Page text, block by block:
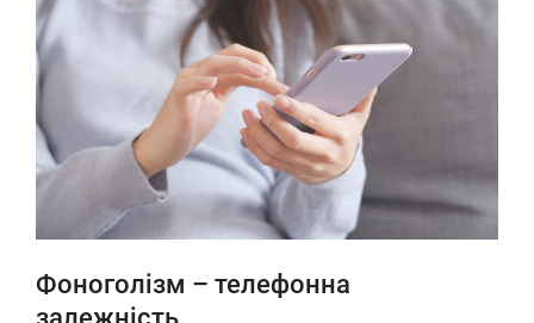
Фоноголізм – телефонна
залежність